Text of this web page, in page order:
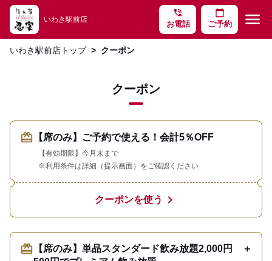
phone_in_talk
お電話
calendar_today
ご予約 menu
いわき駅前店
いわき駅前店トップ クーポン
クーポン
redeem 【席のみ】ご予約で使える！会計5％OFF
【有効期限】今月末まで
※利用条件は詳細（提示画面）をご確認ください
クーポンを使う chevron_right
redeem 【席のみ】単品スタンダード飲み放題2,000円 ＋